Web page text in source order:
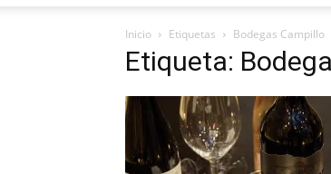
Inicio Etiquetas Bodegas Campillo
Etiqueta: